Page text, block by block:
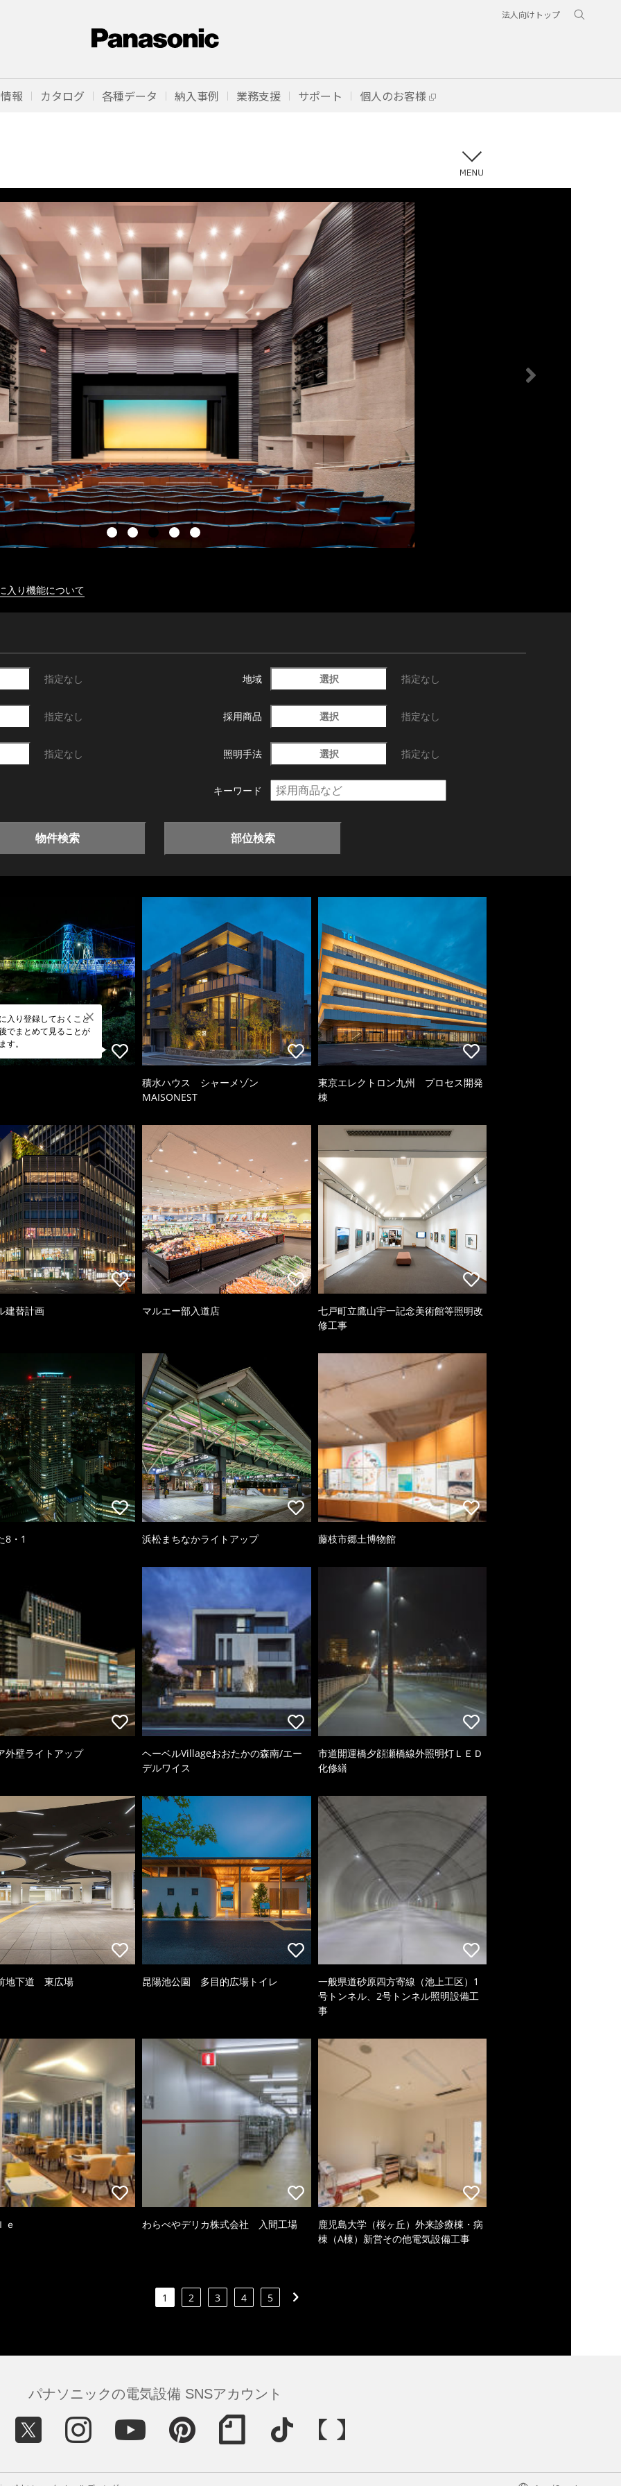
法人向けトップ
報 カタログ 各種データ 納入事例 業務支援 サポート 個人のお客様
入り機能について
指定なし 地域 選択 指定なし
指定なし 採用商品 選択 指定なし
指定なし 照明手法 選択 指定なし
キーワード
物件検索 部位検索
入り登録しておくこと
でまとめて見ることが
す。
積水ハウス シャーメゾン
MAISONEST
東京エレクトロン九州 プロセス開発
棟
建替計画 マルエー部入道店
七戸町立鷹山宇一記念美術館等照明改
修工事
8・1 浜松まちなかライトアップ 藤枝市郷土博物館
外壁ライトアップ
ヘーベルVillageおおたかの森南/エー
デルワイス
市道開運橋夕顔瀬橋線外照明灯ＬＥＤ
化修繕
地下道 東広場 昆陽池公園 多目的広場トイレ
一般県道砂原四方寄線（池上工区）1
号トンネル、2号トンネル照明設備工
事
ｅ わらべやデリカ株式会社 入間工場
鹿児島大学（桜ヶ丘）外来診療棟・病
棟（A棟）新営その他電気設備工事
1 2 3 4 5
パナソニックの電気設備 SNSアカウント